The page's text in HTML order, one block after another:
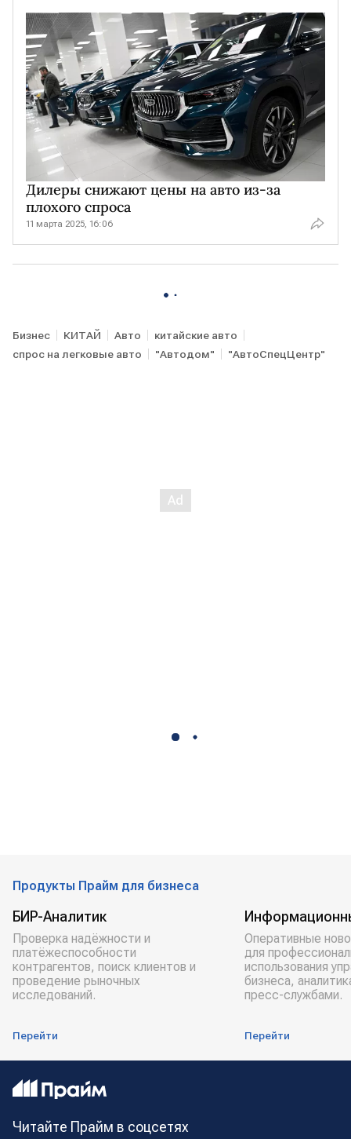
Дилеры снижают цены на авто из-за
плохого спроса
11 марта 2025, 16:06
Бизнес КИТАЙ Авто
китайские авто
спрос на легковые авто
"Автодом" "АвтоСпецЦентр"
Продукты Прайм для бизнеса
БИР-Аналитик
Проверка надёжности и
платёжеспособности
контрагентов, поиск клиентов и
проведение рыночных
исследований.
Перейти
Оперативные
для
использования
бизнеса,
пресс-службами.
Перейти
Читайте Прайм в соцсетях